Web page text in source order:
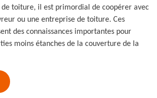
toiture, il est primordial de coopérer avec
ou une entreprise de toiture. Ces
des connaissances importantes pour
moins étanches de la couverture de la